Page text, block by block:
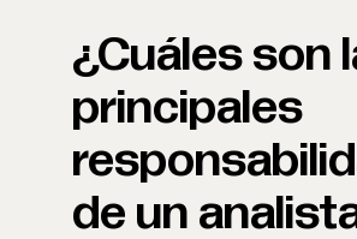
¿Cuáles son
principales
de un